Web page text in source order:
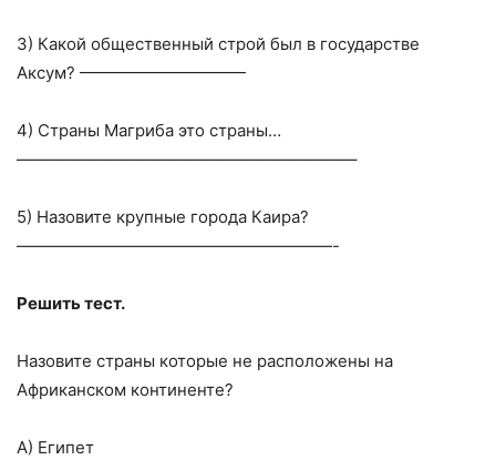
3) Какой общественный строй был в государстве
Аксум? ——————————
4) Страны Магриба это страны…
————————————————————–
5) Назовите крупные города Каира?
———————————————————-
Решить тест.
Назовите страны которые не расположены на
Африканском континенте?
А) Египет